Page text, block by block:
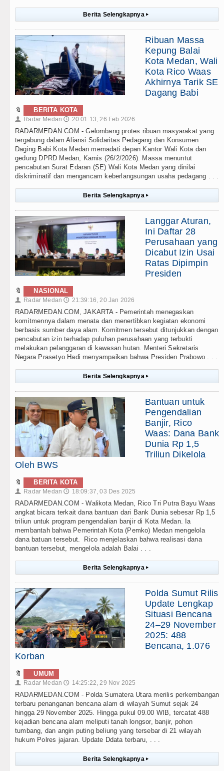
Berita Selengkapnya ▸
Ribuan Massa
Kepung Balai
Kota Medan, Wali
Kota Rico Waas
Akhirnya Tarik SE
Dagang Babi
🔖 BERITA KOTA
👤 Radar Medan 🕔 20:01:13, 26 Feb 2026
RADARMEDAN.COM - Gelombang protes ribuan masyarakat yang
tergabung dalam Aliansi Solidaritas Pedagang dan Konsumen
Daging Babi Kota Medan memadati depan Kantor Wali Kota dan
gedung DPRD Medan, Kamis (26/2/2026). Massa menuntut
pencabutan Surat Edaran (SE) Wali Kota Medan yang dinilai
diskriminatif dan mengancam keberlangsungan usaha pedagang . . .
Berita Selengkapnya ▸
Langgar Aturan,
Ini Daftar 28
Perusahaan yang
Dicabut Izin Usai
Ratas Dipimpin
Presiden
🔖 NASIONAL
👤 Radar Medan 🕔 21:39:16, 20 Jan 2026
RADARMEDAN.COM, JAKARTA - Pemerintah menegaskan
komitmennya dalam menata dan menertibkan kegiatan ekonomi
berbasis sumber daya alam. Komitmen tersebut ditunjukkan dengan
pencabutan izin terhadap puluhan perusahaan yang terbukti
melakukan pelanggaran di kawasan hutan. Menteri Sekretaris
Negara Prasetyo Hadi menyampaikan bahwa Presiden Prabowo . . .
Berita Selengkapnya ▸
Bantuan untuk
Pengendalian
Banjir, Rico
Waas: Dana Bank
Dunia Rp 1,5
Triliun Dikelola
Oleh BWS
🔖 BERITA KOTA
👤 Radar Medan 🕔 18:09:37, 03 Des 2025
RADARMEDAN.COM - Walikota Medan, Rico Tri Putra Bayu Waas
angkat bicara terkait dana bantuan dari Bank Dunia sebesar Rp 1,5
triliun untuk program pengendalian banjir di Kota Medan. Ia
membantah bahwa Pemerintah Kota (Pemko) Medan mengelola
dana batuan tersebut. Rico menjelaskan bahwa realisasi dana
bantuan tersebut, mengelola adalah Balai . . .
Berita Selengkapnya ▸
Polda Sumut Rilis
Update Lengkap
Situasi Bencana
24–29 November
2025: 488
Bencana, 1.076
Korban
🔖 UMUM
👤 Radar Medan 🕔 14:25:22, 29 Nov 2025
RADARMEDAN.COM - Polda Sumatera Utara merilis perkembangan
terbaru penanganan bencana alam di wilayah Sumut sejak 24
hingga 29 November 2025. Hingga pukul 09.00 WIB, tercatat 488
kejadian bencana alam meliputi tanah longsor, banjir, pohon
tumbang, dan angin puting beliung yang tersebar di 21 wilayah
hukum Polres jajaran. Update Ddata terbaru, . . .
Berita Selengkapnya ▸